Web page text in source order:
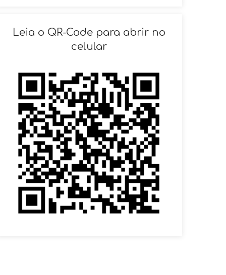
VOLTAR
Leia o QR-Code para abrir no
celular